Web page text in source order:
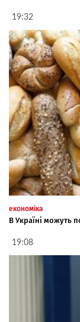
19:32
економіка
В Україні можуть
19:08